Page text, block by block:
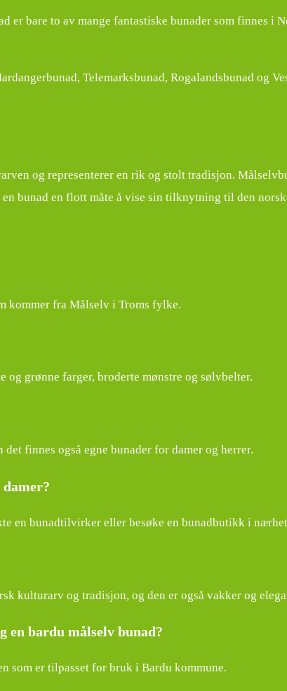
er bare to av mange fantastiske bunader som finnes
Telemarksbunad, Rogalandsbunad og
og representerer en rik og stolt tradisjon.
bunad en flott måte å vise sin tilknytning til den
kommer fra Målselv i Troms fylke.
og grønne farger, broderte mønstre og sølvbelter.
finnes også egne bunader for damer og herrer.
en bunadtilvirker eller besøke en bunadbutikk i
kulturarv og tradisjon, og den er også vakker og
en bardu målselv bunad?
som er tilpasset for bruk i Bardu kommune.